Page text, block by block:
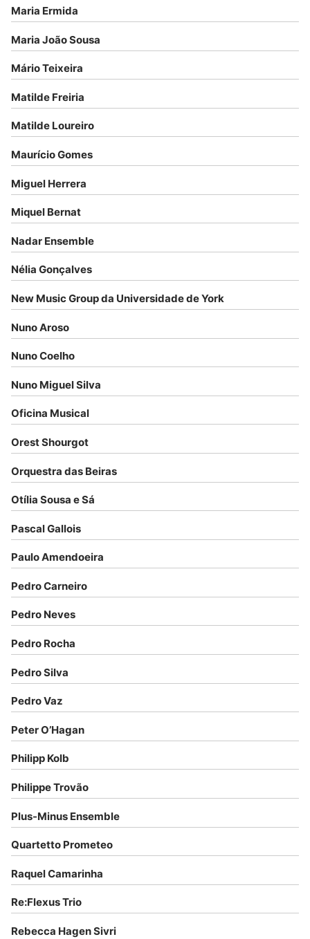
Maria Ermida
Maria João Sousa
Mário Teixeira
Matilde Freiria
Matilde Loureiro
Maurício Gomes
Miguel Herrera
Miquel Bernat
Nadar Ensemble
Nélia Gonçalves
New Music Group da Universidade de York
Nuno Aroso
Nuno Coelho
Nuno Miguel Silva
Oficina Musical
Orest Shourgot
Orquestra das Beiras
Otília Sousa e Sá
Pascal Gallois
Paulo Amendoeira
Pedro Carneiro
Pedro Neves
Pedro Rocha
Pedro Silva
Pedro Vaz
Peter O’Hagan
Philipp Kolb
Philippe Trovão
Plus-Minus Ensemble
Quartetto Prometeo
Raquel Camarinha
Re:Flexus Trio
Rebecca Hagen Sivri